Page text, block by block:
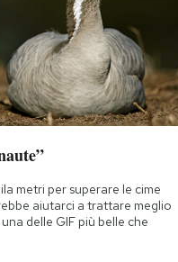
metri per superare le cime
aiutarci a trattare meglio
delle GIF più belle che